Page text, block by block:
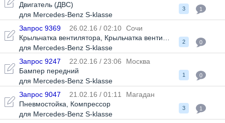
Двигатель (ДВС)
для Mercedes-Benz S-klasse
3 1
Запрос 9369 26.02.16 / 02:10 Сочи
Крыльчатка вентилятора
Крыльчатка вентилятора
для Mercedes-Benz S-klasse
2 0
Запрос 9247 22.02.16 / 23:06
Москва
Бампер передний
для Mercedes-Benz S-klasse
1 0
Запрос 9047 21.02.16 / 01:11
Магадан
Пневмостойка
Компрессор
для Mercedes-Benz S-klasse
3 1